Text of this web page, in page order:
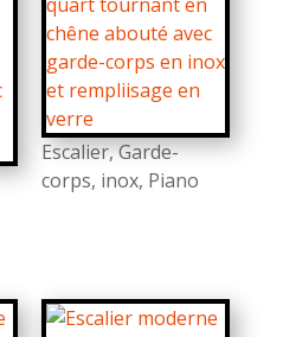
Escalier,Garde-
corps, inox, Piano